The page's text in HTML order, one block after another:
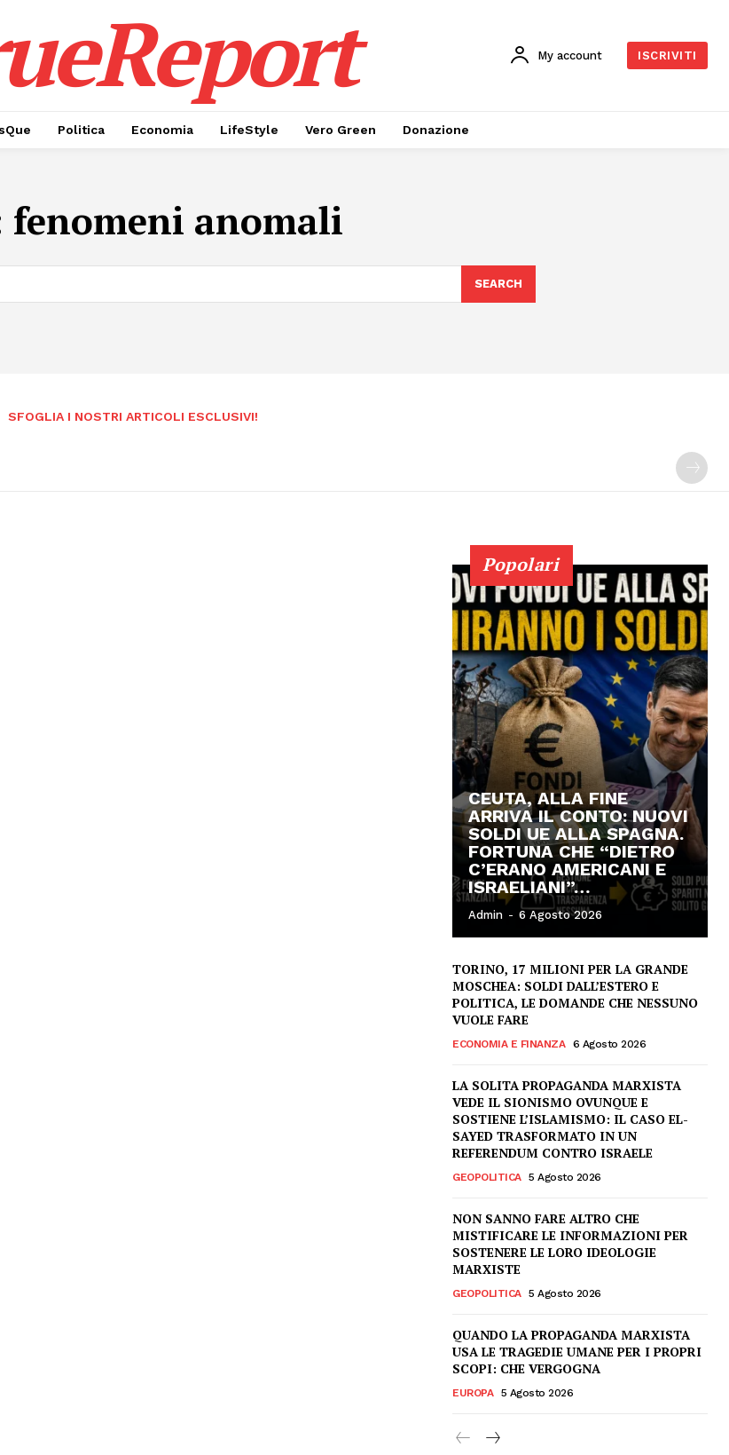
My account ISCRIVITI
Politica Economia LifeStyle Vero Green Donazione
fenomeni anomali
SEARCH
SFOGLIA I NOSTRI ARTICOLI ESCLUSIVI!
Popolari
CEUTA, ALLA FINE
ARRIVA IL CONTO: NUOVI
SOLDI UE ALLA SPAGNA.
FORTUNA CHE “DIETRO
C’ERANO AMERICANI E
ISRAELIANI”…
Admin - 6 Agosto 2026
TORINO, 17 MILIONI PER LA GRANDE
MOSCHEA: SOLDI DALL’ESTERO E
POLITICA, LE DOMANDE CHE NESSUNO
VUOLE FARE
ECONOMIA E FINANZA 6 Agosto 2026
LA SOLITA PROPAGANDA MARXISTA
VEDE IL SIONISMO OVUNQUE E
SOSTIENE L’ISLAMISMO: IL CASO EL-
SAYED TRASFORMATO IN UN
REFERENDUM CONTRO ISRAELE
GEOPOLITICA 5 Agosto 2026
NON SANNO FARE ALTRO CHE
MISTIFICARE LE INFORMAZIONI PER
SOSTENERE LE LORO IDEOLOGIE
MARXISTE
GEOPOLITICA 5 Agosto 2026
QUANDO LA PROPAGANDA MARXISTA
USA LE TRAGEDIE UMANE PER I PROPRI
SCOPI: CHE VERGOGNA
EUROPA 5 Agosto 2026